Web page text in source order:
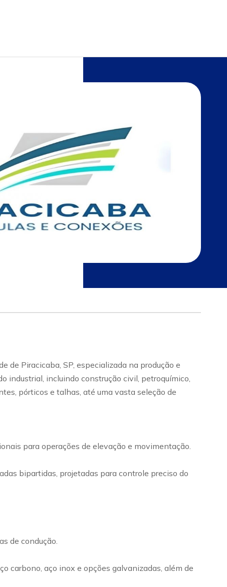
de Piracicaba, SP, especializada na produção e
industrial, incluindo construção civil, petroquímico,
pórticos e talhas, até uma vasta seleção de
para operações de elevação e movimentação.
bipartidas, projetadas para controle preciso do
de condução.
carbono, aço inox e opções galvanizadas, além de